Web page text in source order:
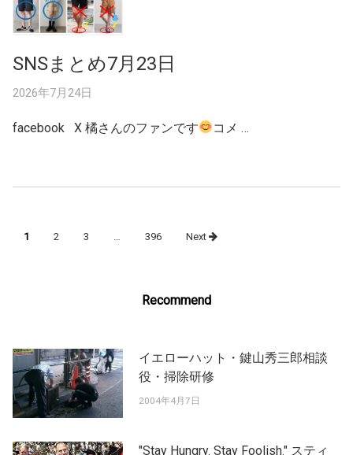
SNSまとめ7月23日
2026年7月24日
facebook X 橘さんのファンです コメ …
navigation
1 2 3 396 Next
Recommend
イエローハット・鍵山秀三郎相談
役・掃除研修
2004年4月7日
"Stay Hungry. Stay Foolish." スティ